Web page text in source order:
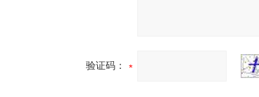
验证码：